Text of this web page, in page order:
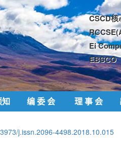
CSCD核
Ei
EBSCO
知 编 委 会 理 事 会
j.issn.2096-4498.2018.10.015